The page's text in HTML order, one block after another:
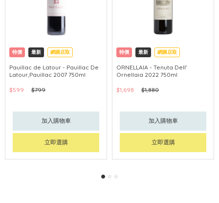
特價 最新 網購店取
Pauillac de Latour - Pauillac De
Latour,Pauillac 2007 750ml
$599 $799
加入購物車
立即選購
特價 最新 網購店取
ORNELLAIA - Tenuta Dell'
Ornellaia 2022 750ml
$1,698 $1,880
加入購物車
立即選購